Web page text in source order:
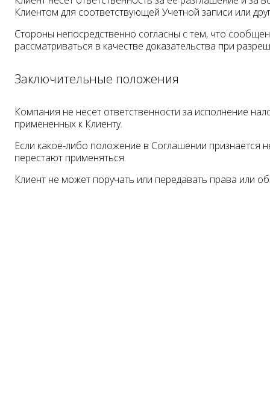
Клиентом для соответствующей Учетной записи или
Стороны непосредственно согласны с тем, что
рассматриваться в качестве доказательства при
Заключительные положения
Компания не несет ответственности за исполнение
примененных к Клиенту.
Если какое-либо положение в Соглашении признается
перестают применяться.
Клиент не может поручать или передавать права или